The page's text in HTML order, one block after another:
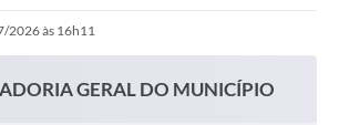
2026 às 16h11
GERAL DO MUNICÍPIO